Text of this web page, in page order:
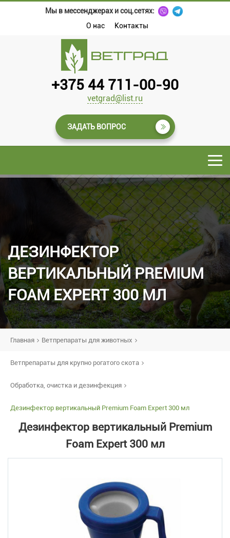
Мы в мессенджерах и соц.сетях:
О нас
Контакты
+375 44 711-00-90
vetgrad@list.ru
ЗАДАТЬ ВОПРОС
ДЕЗИНФЕКТОР
ВЕРТИКАЛЬНЫЙ PREMIUM
FOAM EXPERT 300 МЛ
Главная Ветпрепараты для животных
Ветпрепараты для крупно рогатого скота
Обработка, очистка и дезинфекция
Дезинфектор вертикальный Premium Foam Expert 300 мл
Дезинфектор вертикальный Premium
Foam Expert 300 мл